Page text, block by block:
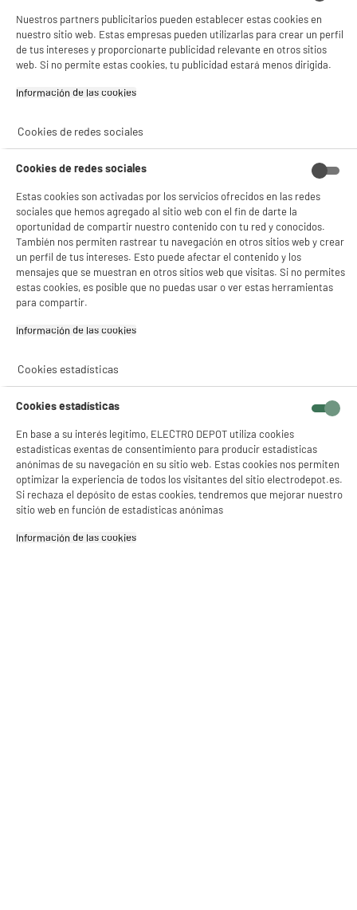
Recogemos tu antiguo dispositivo
Recogemosgratuitamentetu antiguo
electrodoméstico.
Garantía incluida :3 años
Hastaagosto 2029
Características
Resolución
Conectividad
Asistente de voz Google
Chromecast integrado Sí
Número de puertos HDMI
totales
USB
Nuestros partners publicitarios pueden establecer estas cookies en
nuestro sitio web. Estas empresas pueden utilizarlas para crear un perfil
de tus intereses y proporcionarte publicidad relevante en otros sitios
web. Si no permite estas cookies, tu publicidad estará menos dirigida.
Información de las cookies‎
Cookies de redes sociales
Cookies de redes sociales
Estas cookies son activadas por los servicios ofrecidos en las redes
sociales que hemos agregado al sitio web con el fin de darte la
oportunidad de compartir nuestro contenido con tu red y conocidos.
También nos permiten rastrear tu navegación en otros sitios web y crear
un perfil de tus intereses. Esto puede afectar el contenido y los
mensajes que se muestran en otros sitios web que visitas. Si no permites
estas cookies, es posible que no puedas usar o ver estas herramientas
para compartir.
Información de las cookies‎
Cookies estadísticas
Cookies estadísticas
En base a su interés legítimo, ELECTRO DEPOT utiliza cookies
estadísticas exentas de consentimiento para producir estadísticas
anónimas de su navegación en su sitio web. Estas cookies nos permiten
optimizar la experiencia de todos los visitantes del sitio electrodepot.es.
Si rechaza el depósito de estas cookies, tendremos que mejorar nuestro
sitio web en función de estadísticas anónimas
Información de las cookies‎